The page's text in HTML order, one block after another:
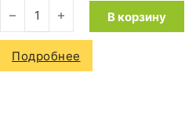
Количество товара Ламинат
В корзину
Подробнее